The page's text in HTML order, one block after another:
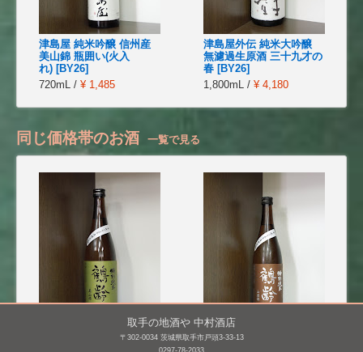
津島屋 純米吟醸 信州産
美山錦 瓶囲い(火入
れ) [BY26]
720mL / ¥ 1,485
津島屋外伝 純米大吟醸
無濾過生原酒 三十九才の
春 [BY26]
1,800mL / ¥ 4,180
同じ価格帯のお酒 一覧で見る
鶴齢 特別純米 美山錦
鶴齢 特別純米酒 山田錦
取手の地酒や 中村酒店
〒302-0034 茨城県取手市戸頭3-33-13
0297-78-2033